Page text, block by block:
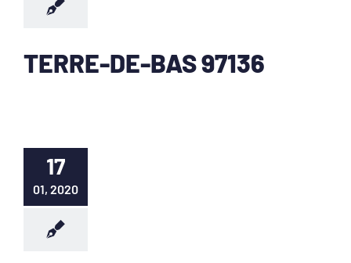
TERRE-DE-BAS 97136
17
01, 2020